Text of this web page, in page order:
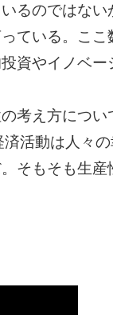
るのではな
ている。こ
資やイノベ
考え方につ
活動は人々
そもそも生